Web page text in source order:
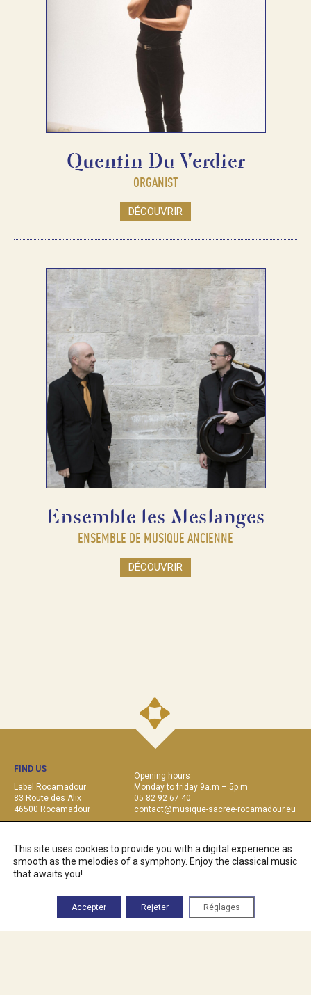
Quentin Du Verdier
ORGANIST
DÉCOUVRIR
Ensemble les Meslanges
ENSEMBLE DE MUSIQUE ANCIENNE
DÉCOUVRIR
FIND US
Label Rocamadour
83 Route des Alix
46500 Rocamadour
Opening hours
Monday to friday 9a.m – 5p.m
05 82 92 67 40
contact@musique-sacree-rocamadour.eu
Label Rocamadour is aRocamadour – Musique sacrée production.
TheRocamadour Labelis supported by the CNM, laDRAC Occitanie, la
Région Occitanie,
Conservatoire National Supérieur de Musique et de Danse de Paris
CONTACT
This site uses cookies to provide you with a digital experience as
smooth as the melodies of a symphony. Enjoy the classical music
that awaits you!
Accepter Rejeter Réglages